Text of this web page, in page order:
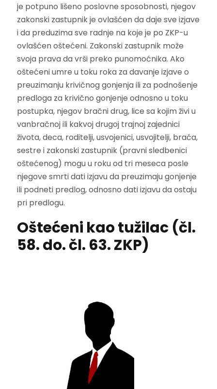
je potpuno lišeno poslovne sposobnosti, njegov
zakonski zastupnik je ovlašćen da daje sve izjave
i da preduzima sve radnje na koje je po ZKP-u
ovlašćen oštećeni. Zakonski zastupnik može
svoja prava da vrši preko punomoćnika. Ako
oštećeni umre u toku roka za davanje izjave o
preuzimanju krivičnog gonjenja ili za podnošenje
predloga za krivično gonjenje odnosno u toku
postupka, njegov bračni drug, lice sa kojim živi u
vanbračnoj ili kakvoj drugoj trajnoj zajednici
života, deca, roditelji, usvojenici, usvojitelji, braća,
sestre i zakonski zastupnik (pravni sledbenici
oštećenog) mogu u roku od tri meseca posle
njegove smrti dati izjavu da preuzimaju gonjenje
ili podneti predlog, odnosno dati izjavu da ostaju
pri predlogu.
Oštećeni kao tužilac (čl.
58. do. čl. 63. ZKP)